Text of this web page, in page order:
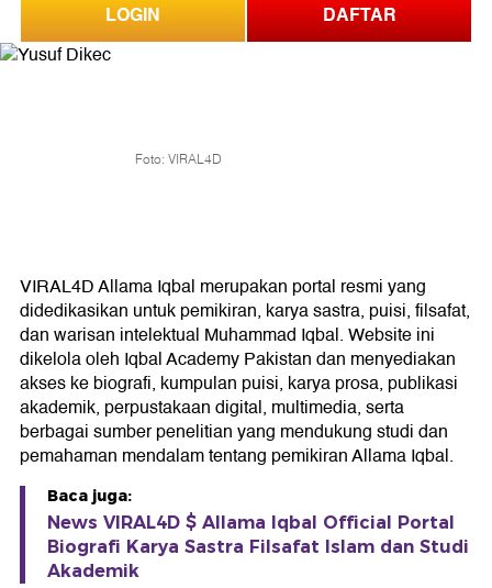
LOGIN DAFTAR
Foto: VIRAL4D
VIRAL4D Allama Iqbal merupakan portal resmi yang
didedikasikan untuk pemikiran, karya sastra, puisi, filsafat,
dan warisan intelektual Muhammad Iqbal. Website ini
dikelola oleh Iqbal Academy Pakistan dan menyediakan
akses ke biografi, kumpulan puisi, karya prosa, publikasi
akademik, perpustakaan digital, multimedia, serta
berbagai sumber penelitian yang mendukung studi dan
pemahaman mendalam tentang pemikiran Allama Iqbal.
Baca juga:
News VIRAL4D $ Allama Iqbal Official Portal
Biografi Karya Sastra Filsafat Islam dan Studi
Akademik